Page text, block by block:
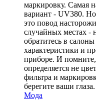
маркировку. Самая
вариант - UV380.
это повод
случайных местах -
обратитесь в
характеристики и
приборе. И помните,
определяется не
фильтра и
берегите ваши глаза.
Мода